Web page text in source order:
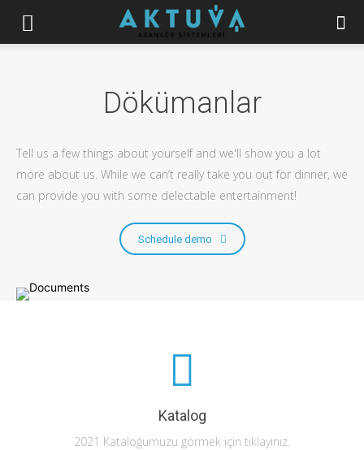
Dökümanlar
Tell us a few things about yourself and we'll show you a lot
more about us. While we can’t really take you out for dinner, we
can provide you with some delectable entertainment!
Schedule demo
Katalog
2021 Kataloğumuzu görmek için tıklayınız.